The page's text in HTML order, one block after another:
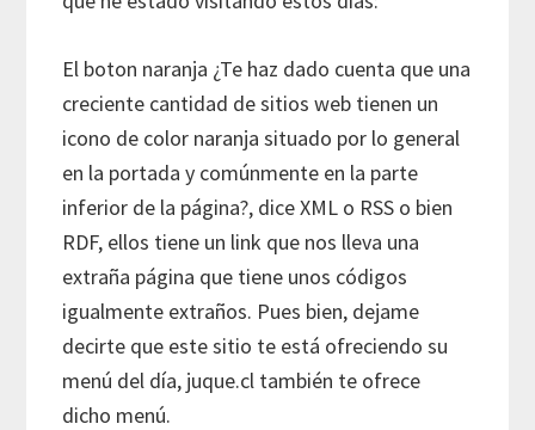
El boton naranja ¿Te haz dado cuenta que una
creciente cantidad de sitios web tienen un
icono de color naranja situado por lo general
en la portada y comúnmente en la parte
inferior de la página?, dice XML o RSS o bien
RDF, ellos tiene un link que nos lleva una
extraña página que tiene unos códigos
igualmente extraños. Pues bien, dejame
decirte que este sitio te está ofreciendo su
menú del día, juque.cl también te ofrece
dicho menú.